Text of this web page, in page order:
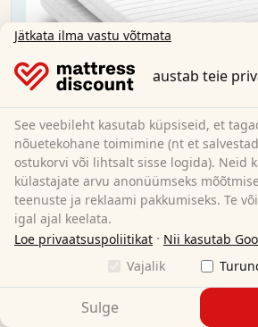
K16 / 90x190 cm / H2 + H3 / 16
Kaksikud
Suurus:
Materjal:
Jätkata ilma vastu võtmata
austab teie
See veebileht kasutab küpsiseid, et
nõuetekohane toimimine (nt et
ostukorvi või lihtsalt sisse logida). Neid
külastajate arvu anonüümseks
teenuste ja reklaami pakkumiseks. Te
igal ajal keelata.
Loe privaatsuspoliitikat · Nii kasutab
Vajalik
Sulge